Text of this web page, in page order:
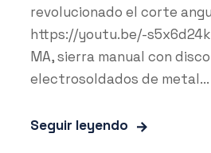
revolucionado el corte
https://youtu.be/-
MA, sierra manual con
electrosoldados de metal...
Seguir leyendo